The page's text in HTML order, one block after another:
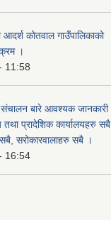
कोतवाल गाउँपालिकाको
।
11:58
संचालन बारे आवश्यक जानकारी
प्रादेशिक कार्यालयहरु सबै,
सरोकारवालाहरु सबै ।
16:54